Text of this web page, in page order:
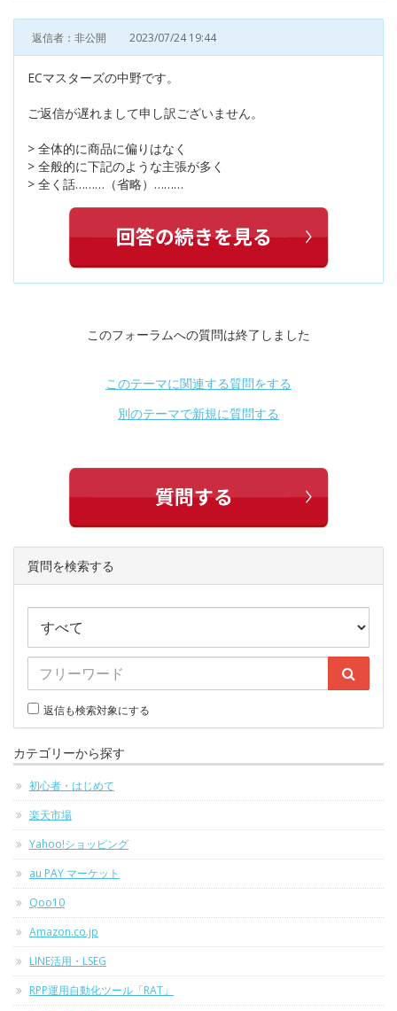
返信者：非公開 2023/07/24 19:44
ECマスターズの中野です。
ご返信が遅れまして申し訳ございません。
> 全体的に商品に偏りはなく
> 全般的に下記のような主張が多く
> 全く話………（省略）………
このフォーラムへの質問は終了しました
このテーマに関連する質問をする
別のテーマで新規に質問する
質問を検索する
返信も検索対象にする
カテゴリーから探す
初心者・はじめて
楽天市場
Yahoo!ショッピング
au PAY マーケット
Qoo10
Amazon.co.jp
LINE活用・LSEG
RPP運用自動化ツール「RAT」